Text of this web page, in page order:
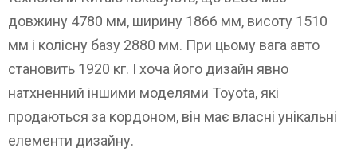
довжину 4780 мм, ширину 1866 мм, висоту 1510
мм і колісну базу 2880 мм. При цьому вага авто
становить 1920 кг. І хоча його дизайн явно
натхненний іншими моделями Toyota, які
продаються за кордоном, він має власні унікальні
елементи дизайну.